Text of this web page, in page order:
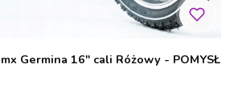
Germina 16" cali Różowy - POMYSŁ